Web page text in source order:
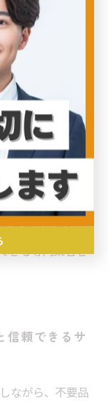
担が軽減され
門スタッフが訪
な思い出の品を
一括での買取が
き、時間の節
対応により、不
ため、利用者は
な魅力です。費
抑えられる点で
は、遺品整理の
の信頼性を証明
きる専門業者を
信頼できるサ
ながら、不要品